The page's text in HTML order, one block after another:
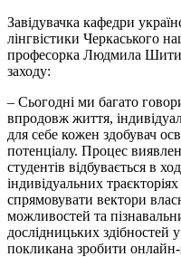
Завідувачка кафедри
лінгвістики Черкаського
професорка Людмила
заходу:
– Сьогодні ми багато
впродовж життя,
для себе кожен здобувач
потенціалу. Процес
студентів відбувається в
індивідуальних
спрямовувати вектори
можливостей та
дослідницьких
покликана зробити онлайн-